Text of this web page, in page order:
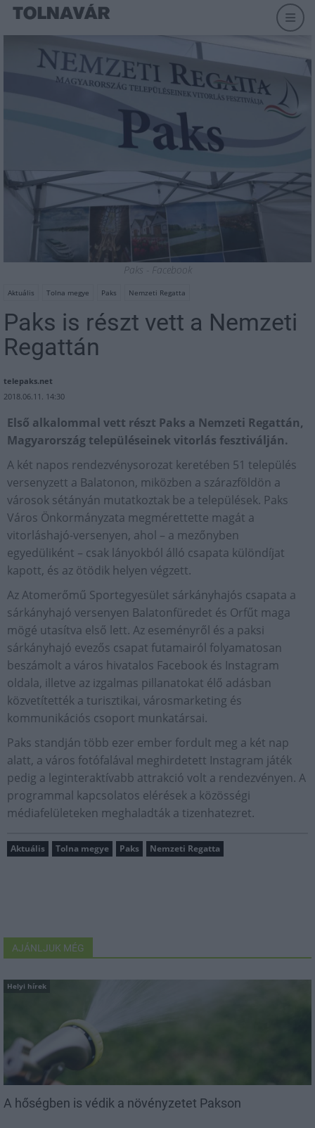
Paks - Facebook
Aktuális Tolna megye Paks Nemzeti Regatta
Paks is részt vett a Nemzeti
Regattán
telepaks.net
2018.06.11. 14:30
Első alkalommal vett részt Paks a Nemzeti Regattán,
Magyarország településeinek vitorlás fesztiválján.
A két napos rendezvénysorozat keretében 51 település
versenyzett a Balatonon, miközben a szárazföldön a
városok sétányán mutatkoztak be a települések. Paks
Város Önkormányzata megmérettette magát a
vitorláshajó-versenyen, ahol – a mezőnyben
egyedüliként – csak lányokból álló csapata különdíjat
kapott, és az ötödik helyen végzett.
Az Atomerőmű Sportegyesület sárkányhajós csapata a
sárkányhajó versenyen Balatonfüredet és Orfűt maga
mögé utasítva első lett. Az eseményről és a paksi
sárkányhajó evezős csapat futamairól folyamatosan
beszámolt a város hivatalos Facebook és Instagram
oldala, illetve az izgalmas pillanatokat élő adásban
közvetítették a turisztikai, városmarketing és
kommunikációs csoport munkatársai.
Paks standján több ezer ember fordult meg a két nap
alatt, a város fotófalával meghirdetett Instagram játék
pedig a leginteraktívabb attrakció volt a rendezvényen. A
programmal kapcsolatos elérések a közösségi
médiafelületeken meghaladták a tizenhatezret.
Aktuális Tolna megye Paks Nemzeti Regatta
AJÁNLJUK MÉG
Helyi hírek
A hőségben is védik a növényzetet Pakson